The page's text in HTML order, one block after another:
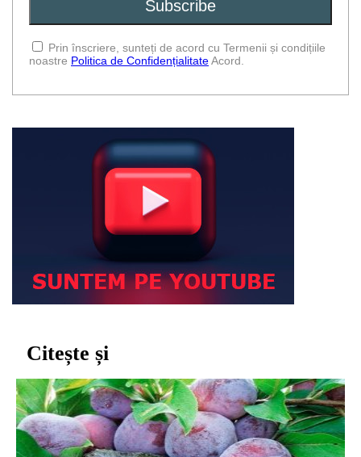
Prin înscriere, sunteți de acord cu Termenii și condițiile
noastre Politica de ConfidențialitateAcord.
Citește și